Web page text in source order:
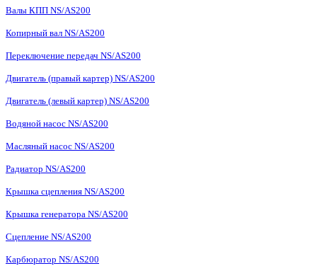
Валы КПП NS/AS200
Копирный вал NS/AS200
Переключение передач NS/AS200
Двигатель (правый картер) NS/AS200
Двигатель (левый картер) NS/AS200
Водяной насос NS/AS200
Масляный насос NS/AS200
Радиатор NS/AS200
Крышка сцепления NS/AS200
Крышка генератора NS/AS200
Сцепление NS/AS200
Карбюратор NS/AS200